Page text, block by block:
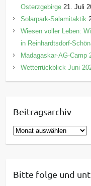
Osterzgebirge 21. Juli
Solarpark-Salamitaktik
Wiesen voller Leben:
in Reinhardtsdorf-
Madagaskar-AG-Camp
Wetterrückblick Juni
Beitragsarchiv
B
e
r
Bitte folge und